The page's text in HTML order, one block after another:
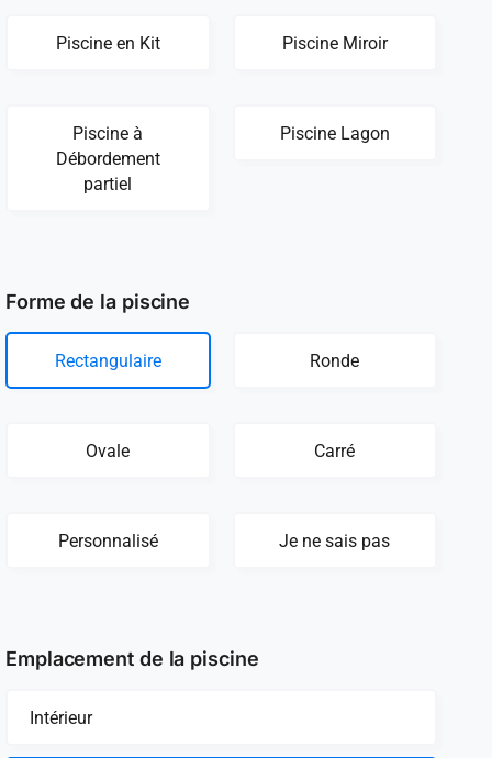
Piscine en Kit Piscine Miroir
Piscine à
Débordement
partiel
Piscine Lagon
Forme de la piscine
Rectangulaire Ronde
Ovale Carré
Personnalisé Je ne sais pas
Emplacement de la piscine
Intérieur